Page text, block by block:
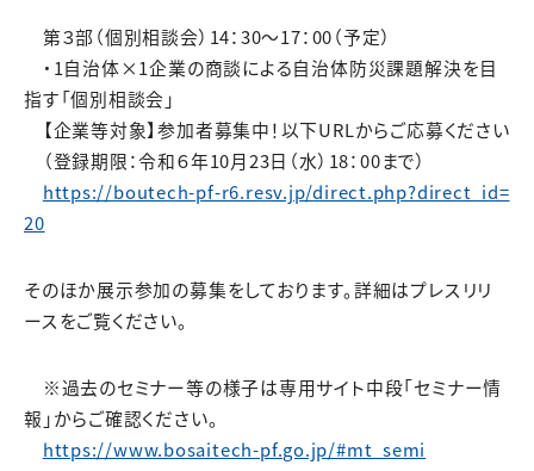
第３部（個別相談会）14：30～17：00（予定）
・1自治体×1企業の商談による自治体防災課題解決を目
指す「個別相談会」
【企業等対象】参加者募集中！以下URLからご応募ください
（登録期限：令和６年10月23日（水）18：00まで）
https://boutech-pf-r6.resv.jp/direct.php?direct_id=
20
そのほか展示参加の募集をしております。詳細はプレスリリ
ースをご覧ください。
※過去のセミナー等の様子は専用サイト中段「セミナー情
報」からご確認ください。
https://www.bosaitech-pf.go.jp/#mt_semi